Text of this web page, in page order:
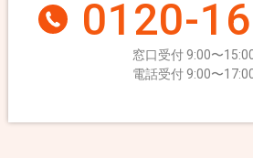
0120-
窓口受付 9:00〜
電話受付 9:00〜